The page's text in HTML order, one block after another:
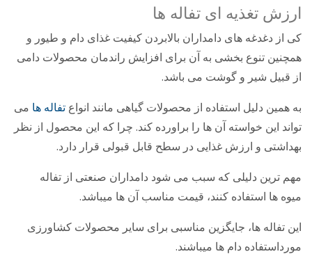
ارزش تغذیه ای تفاله ها
کی از دغدغه های دامداران بالابردن کیفیت غذای دام و طیور و
همچنین تنوع بخشی به آن برای افزایش راندمان محصولات دامی
از قبیل شیر و گوشت می باشد.
به همین دلیل استفاده از محصولات گیاهی مانند انواع تفاله ها می
تواند این خواسته آن ها را براورده کند. چرا که این محصول از نظر
بهداشتی و ارزش غذایی در سطح قابل قبولی قرار دارد.
مهم ­ترین دلیلی که سبب می ­شود دامداران صنعتی از تفاله
میوه ­ها استفاده کنند، قیمت مناسب آن‌ ها می­باشد.
این تفاله ها، جایگزین مناسبی برای سایر محصولات کشاورزی
مورداستفاده دام­ ها می­باشند.